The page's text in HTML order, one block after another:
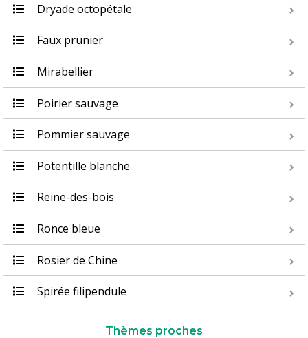
Dryade octopétale
Faux prunier
Mirabellier
Poirier sauvage
Pommier sauvage
Potentille blanche
Reine-des-bois
Ronce bleue
Rosier de Chine
Spirée filipendule
Thèmes proches